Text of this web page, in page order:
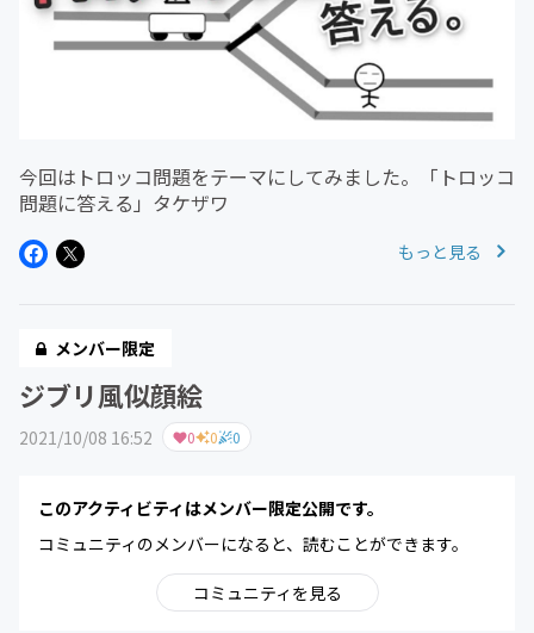
今回はトロッコ問題をテーマにしてみました。「トロッコ
問題に答える」タケザワ
もっと見る
メンバー限定
ジブリ風似顔絵
2021/10/08 16:52 0 0 0
このアクティビティはメンバー限定公開です。
コミュニティのメンバーになると、読むことができます。
コミュニティを見る